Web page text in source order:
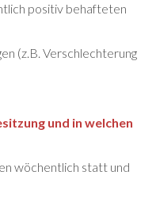
positiv behafteten
(z.B. Verschlechterung
und in welchen
wöchentlich statt und